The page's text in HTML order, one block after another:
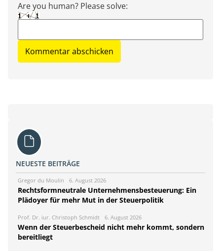
Are you human? Please solve:
NEUESTE BEITRÄGE
Gregor du Moulin 6. August 2026
Rechtsformneutrale Unternehmensbesteuerung: Ein
Plädoyer für mehr Mut in der Steuerpolitik
Prof. Dr. iur. Christoph Schmidt 6. August 2026
Wenn der Steuerbescheid nicht mehr kommt, sondern
bereitliegt